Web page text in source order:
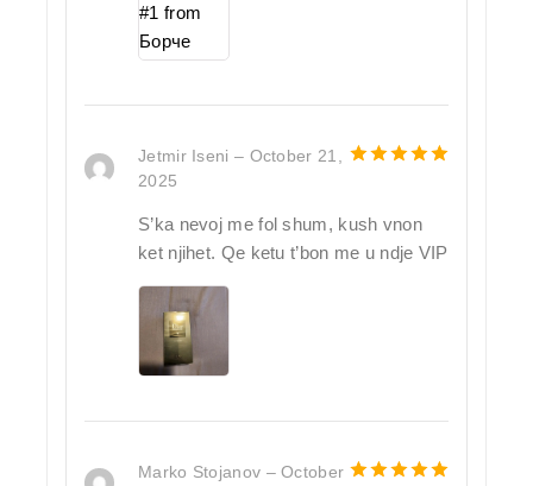
Jetmir Iseni – October 21,
2025
S’ka nevoj me fol shum, kush vnon
ket njihet. Qe ketu t’bon me u ndje VIP
Marko Stojanov – October